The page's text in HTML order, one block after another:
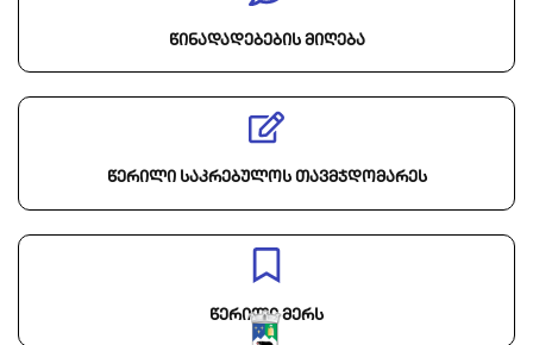
წინადადებების მიღება
წერილი საკრებულოს თავმჯდომარეს
წერილი მერს